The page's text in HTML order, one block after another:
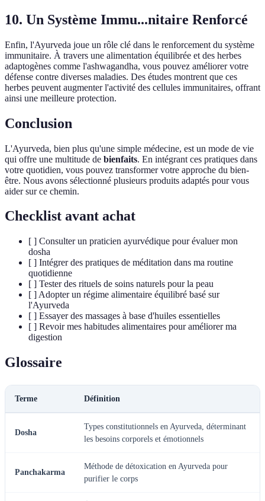
10. Un Système Immu...nitaire Renforcé
Enfin, l'Ayurveda joue un rôle clé dans le renforcement du système
immunitaire. À travers une alimentation équilibrée et des herbes
adaptogènes comme l'ashwagandha, vous pouvez améliorer votre
défense contre diverses maladies. Des études montrent que ces
herbes peuvent augmenter l'activité des cellules immunitaires, offrant
ainsi une meilleure protection.
Conclusion
L'Ayurveda, bien plus qu'une simple médecine, est un mode de vie
qui offre une multitude de bienfaits. En intégrant ces pratiques dans
votre quotidien, vous pouvez transformer votre approche du bien-
être. Nous avons sélectionné plusieurs produits adaptés pour vous
aider sur ce chemin.
Checklist avant achat
[ ] Consulter un praticien ayurvédique pour évaluer mon
dosha
[ ] Intégrer des pratiques de méditation dans ma routine
quotidienne
[ ] Tester des rituels de soins naturels pour la peau
[ ] Adopter un régime alimentaire équilibré basé sur
l'Ayurveda
[ ] Essayer des massages à base d'huiles essentielles
[ ] Revoir mes habitudes alimentaires pour améliorer ma
digestion
Glossaire
Terme Définition
Dosha
Types constitutionnels en Ayurveda, déterminant
les besoins corporels et émotionnels
Panchakarma
Méthode de détoxication en Ayurveda pour
purifier le corps